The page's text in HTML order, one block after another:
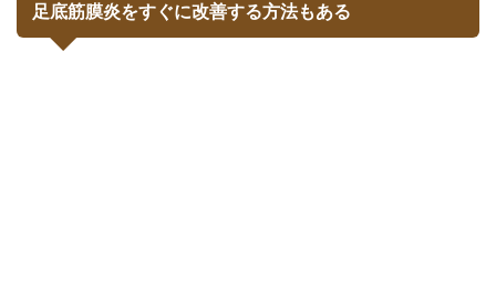
足底筋膜炎をすぐに改善する方法もある